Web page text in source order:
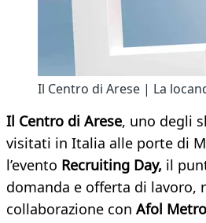
Il Centro di Arese | La
Il Centro di Arese, uno degli
visitati in Italia alle porte di
l’evento Recruiting Day, il
domanda e offerta di lavoro,
collaborazione con Afol